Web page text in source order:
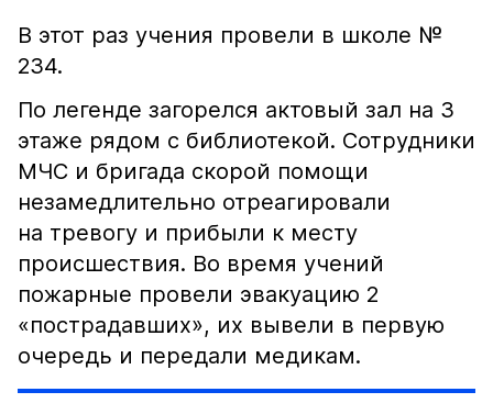
В этот раз учения провели в школе №
234.
По легенде загорелся актовый зал на 3
этаже рядом с библиотекой. Сотрудники
МЧС и бригада скорой помощи
незамедлительно отреагировали
на тревогу и прибыли к месту
происшествия. Во время учений
пожарные провели эвакуацию 2
«пострадавших», их вывели в первую
очередь и передали медикам.